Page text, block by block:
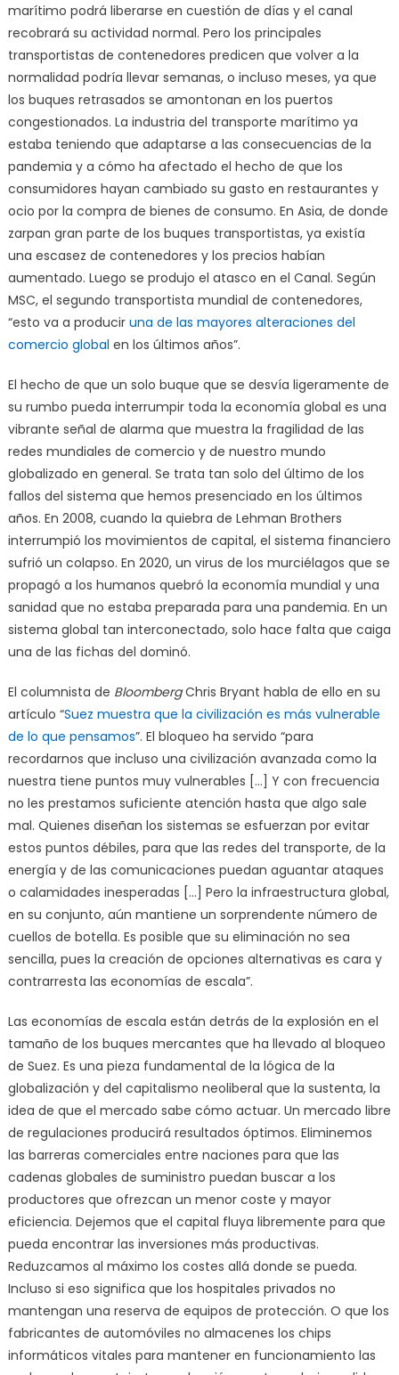
marítimo podrá liberarse en cuestión de días y el canal
recobrará su actividad normal. Pero los principales
transportistas de contenedores predicen que volver a la
normalidad podría llevar semanas, o incluso meses, ya que
los buques retrasados se amontonan en los puertos
congestionados. La industria del transporte marítimo ya
estaba teniendo que adaptarse a las consecuencias de la
pandemia y a cómo ha afectado el hecho de que los
consumidores hayan cambiado su gasto en restaurantes y
ocio por la compra de bienes de consumo. En Asia, de donde
zarpan gran parte de los buques transportistas, ya existía
una escasez de contenedores y los precios habían
aumentado. Luego se produjo el atasco en el Canal. Según
MSC, el segundo transportista mundial de contenedores,
“esto va a producir una de las mayores alteraciones del
comercio global en los últimos años”.
El hecho de que un solo buque que se desvía ligeramente de
su rumbo pueda interrumpir toda la economía global es una
vibrante señal de alarma que muestra la fragilidad de las
redes mundiales de comercio y de nuestro mundo
globalizado en general. Se trata tan solo del último de los
fallos del sistema que hemos presenciado en los últimos
años. En 2008, cuando la quiebra de Lehman Brothers
interrumpió los movimientos de capital, el sistema financiero
sufrió un colapso. En 2020, un virus de los murciélagos que se
propagó a los humanos quebró la economía mundial y una
sanidad que no estaba preparada para una pandemia. En un
sistema global tan interconectado, solo hace falta que caiga
una de las fichas del dominó.
El columnista de BloombergChris Bryant habla de ello en su
artículo “Suez muestra que la civilización es más vulnerable
de lo que pensamos”. El bloqueo ha servido “para
recordarnos que incluso una civilización avanzada como la
nuestra tiene puntos muy vulnerables […] Y con frecuencia
no les prestamos suficiente atención hasta que algo sale
mal. Quienes diseñan los sistemas se esfuerzan por evitar
estos puntos débiles, para que las redes del transporte, de la
energía y de las comunicaciones puedan aguantar ataques
o calamidades inesperadas […] Pero la infraestructura global,
en su conjunto, aún mantiene un sorprendente número de
cuellos de botella. Es posible que su eliminación no sea
sencilla, pues la creación de opciones alternativas es cara y
contrarresta las economías de escala”.
Las economías de escala están detrás de la explosión en el
tamaño de los buques mercantes que ha llevado al bloqueo
de Suez. Es una pieza fundamental de la lógica de la
globalización y del capitalismo neoliberal que la sustenta, la
idea de que el mercado sabe cómo actuar. Un mercado libre
de regulaciones producirá resultados óptimos. Eliminemos
las barreras comerciales entre naciones para que las
cadenas globales de suministro puedan buscar a los
productores que ofrezcan un menor coste y mayor
eficiencia. Dejemos que el capital fluya libremente para que
pueda encontrar las inversiones más productivas.
Reduzcamos al máximo los costes allá donde se pueda.
Incluso si eso significa que los hospitales privados no
mantengan una reserva de equipos de protección. O que los
fabricantes de automóviles no almacenes los chips
informáticos vitales para mantener en funcionamiento las